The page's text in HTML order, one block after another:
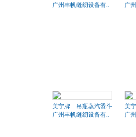
广州丰帆缝纫设备有.. 广
美宁牌 吊瓶蒸汽烫斗
广州丰帆缝纫设备有..
美
广